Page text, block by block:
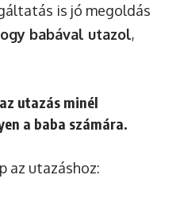
is jó megoldás
babával utazol,
utazás minél
a baba számára.
az utazáshoz: